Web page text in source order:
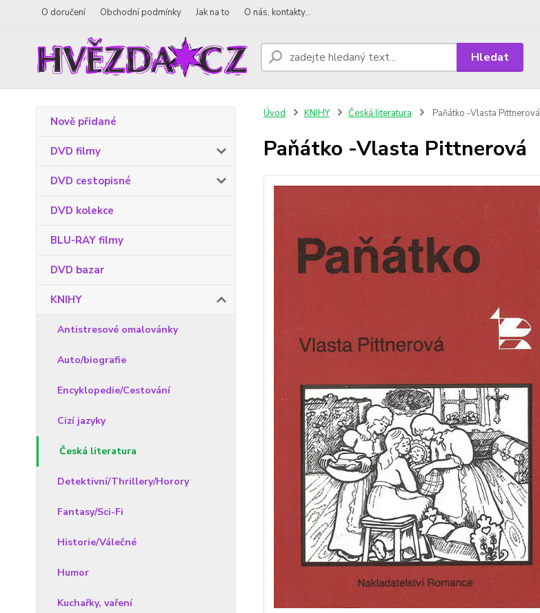
O doručení Obchodní podmínky Jak na to O nás, kontakty...
Hledat
Nově přidané
DVD filmy
DVD cestopisné
DVD kolekce
BLU-RAY filmy
DVD bazar
KNIHY
Antistresové omalovánky
Auto/biografie
Encyklopedie/Cestování
Cizí jazyky
Česká literatura
Detektivní/Thrillery/Horory
Fantasy/Sci-Fi
Historie/Válečné
Humor
Kuchařky, vaření
Úvod KNIHY Česká literatura Paňátko -Vlasta Pittnerová
Paňátko -Vlasta Pittnerová